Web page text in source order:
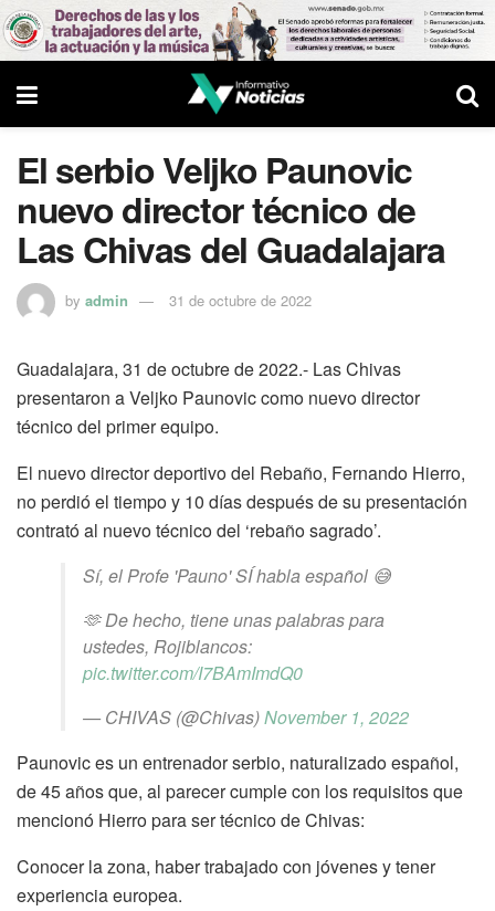
El serbio Veljko Paunovic
nuevo director técnico de
Las Chivas del Guadalajara
by admin 31 de octubre de 2022
Guadalajara, 31 de octubre de 2022.- Las Chivas
presentaron a Veljko Paunovic como nuevo director
técnico del primer equipo.
El nuevo director deportivo del Rebaño, Fernando Hierro,
no perdió el tiempo y 10 días después de su presentación
contrató al nuevo técnico del ‘rebaño sagrado’.
Sí, el Profe 'Pauno' SÍ habla español 😅
🫶 De hecho, tiene unas palabras para
ustedes, Rojiblancos:
pic.twitter.com/I7BAmImdQ0
— CHIVAS (@Chivas)November 1, 2022
Paunovic es un entrenador serbio, naturalizado español,
de 45 años que, al parecer cumple con los requisitos que
mencionó Hierro para ser técnico de Chivas:
Conocer la zona, haber trabajado con jóvenes y tener
experiencia europea.